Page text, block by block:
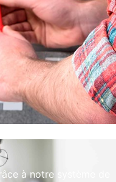
à notre système de